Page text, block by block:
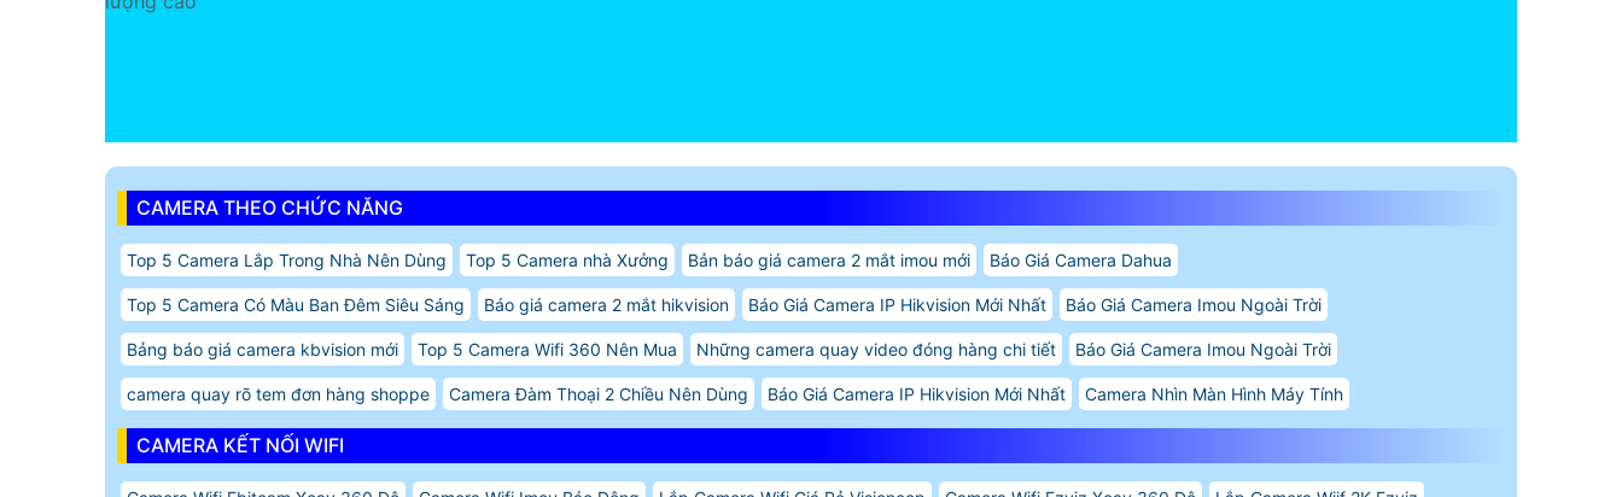
CAMERA THEO CHỨC NĂNG
Top 5 Camera Lắp Trong Nhà Nên Dùng Top 5 Camera nhà Xưởng Bản báo giá camera 2 mắt imou mới Báo Giá Camera Dahua
Top 5 Camera Có Màu Ban Đêm Siêu Sáng Báo giá camera 2 mắt hikvision Báo Giá Camera IP Hikvision Mới Nhất Báo Giá Camera Imou Ngoài Trời
Bảng báo giá camera kbvision mới Top 5 Camera Wifi 360 Nên Mua Những camera quay video đóng hàng chi tiết Báo Giá Camera Imou Ngoài Trời
camera quay rõ tem đơn hàng shoppe Camera Đàm Thoại 2 Chiều Nên Dùng Báo Giá Camera IP Hikvision Mới Nhất Camera Nhìn Màn Hình Máy Tính
CAMERA KẾT NỐI WIFI